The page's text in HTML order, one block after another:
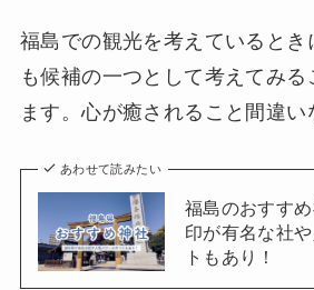
福島での観光を考えているとき
も候補の一つとして考えてみる
ます。心が癒されること間違い
あわせて読みたい
福島のおすす
印が有名な社
トもあり！